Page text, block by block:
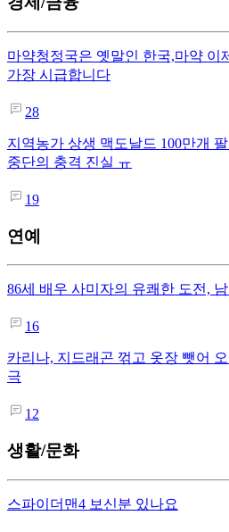
마약청정국은 옛말인 한국,마약 이
가장 시급합니다
28
지역농가 상생 맥도날드 100만개
중단의 충격 진실 ㅠ
19
연예
86세 배우 사미자의 유쾌한 도전,
16
카리나, 지드래곤 꺾고 옷장 뺏어
극
12
생활/문화
스파이더맨4 보신분 있나요